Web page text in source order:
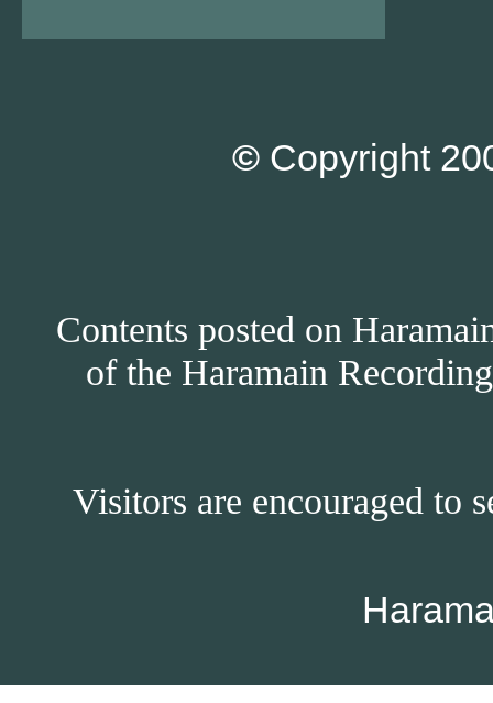
© Copyright
Contents posted on
of the Haramain
Visitors are encouraged to